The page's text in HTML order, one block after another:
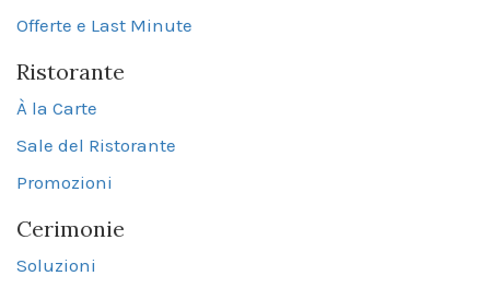
Offerte e Last Minute
Ristorante
À la Carte
Sale del Ristorante
Promozioni
Cerimonie
Soluzioni